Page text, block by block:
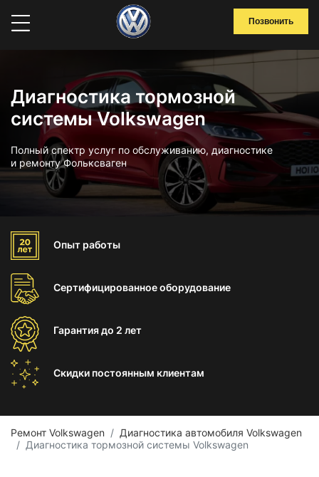
Позвонить
Диагностика тормозной
системы Volkswagen
Полный спектр услуг по обслуживанию, диагностике
и ремонту Фольксваген
Опыт работы
Сертифицированноеоборудование
Гарантиядо 2 лет
Скидки постоянным клиентам
Ремонт Volkswagen
Диагностика автомобиля Volkswagen
Диагностика тормозной системы Volkswagen